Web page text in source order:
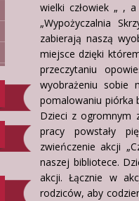
wielki człowiek „ ,
„Wypożyczalnia
zabierają naszą
miejsce dzięki
przeczytaniu
wyobrażeniu sobie
pomalowaniu piórka
Dzieci z ogromnym
pracy powstały
zwieńczenie akcji
naszej bibliotece.
akcji. Łącznie w
rodziców, aby